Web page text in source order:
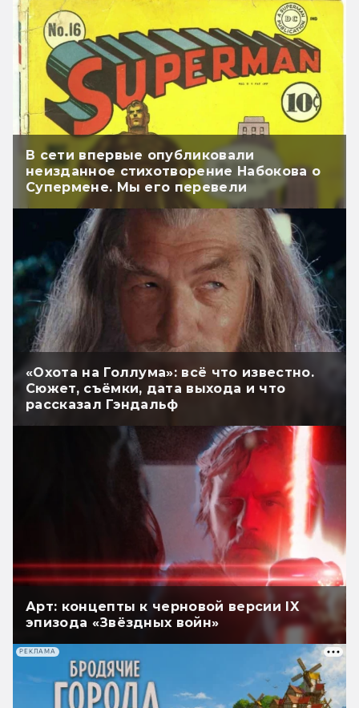
В сети впервые опубликовали
неизданное стихотворение Набокова о
Супермене. Мы его перевели
«Охота на Голлума»: всё что известно.
Сюжет, съёмки, дата выхода и что
рассказал Гэндальф
Арт: концепты к черновой версии IX
эпизода «Звёздных войн»
РЕКЛАМА